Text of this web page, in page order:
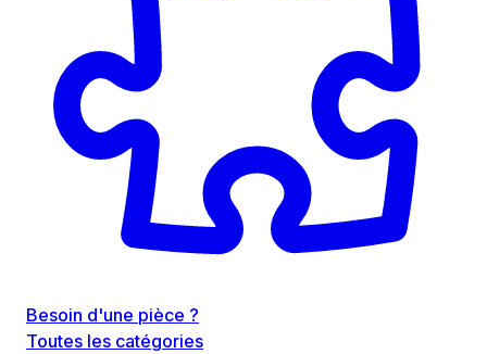
Besoin d'une pièce ?
Toutes les catégories